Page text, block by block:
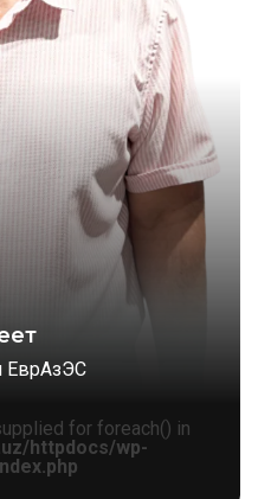
ЕврАзЭС
for foreach() in
httpdocs/wp-